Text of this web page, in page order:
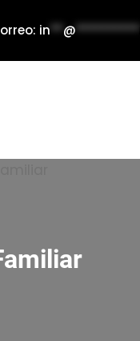
in**@**********